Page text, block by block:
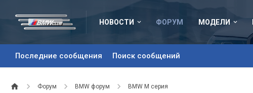
НОВОСТИ ФОРУМ
Последние сообщения Поиск сообщений
МОДЕЛИ
Форум BMW форум BMW M серия